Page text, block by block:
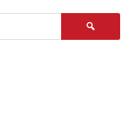
Rechercher :